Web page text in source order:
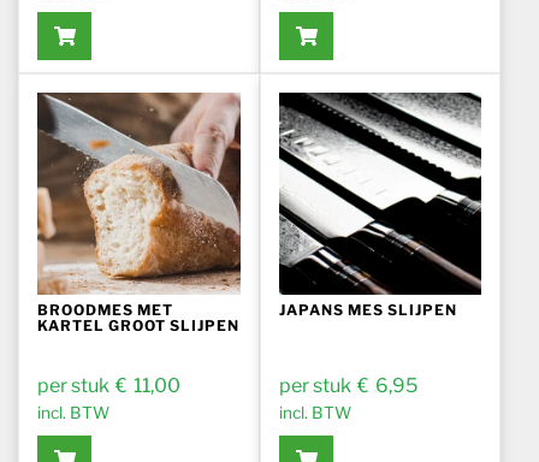
BROODMES MET
KARTEL GROOT SLIJPEN
€ 11,00
incl. BTW
JAPANS MES SLIJPEN
€ 6,95
incl. BTW